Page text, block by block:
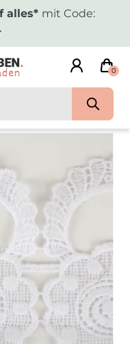
alles* mit Code:
0